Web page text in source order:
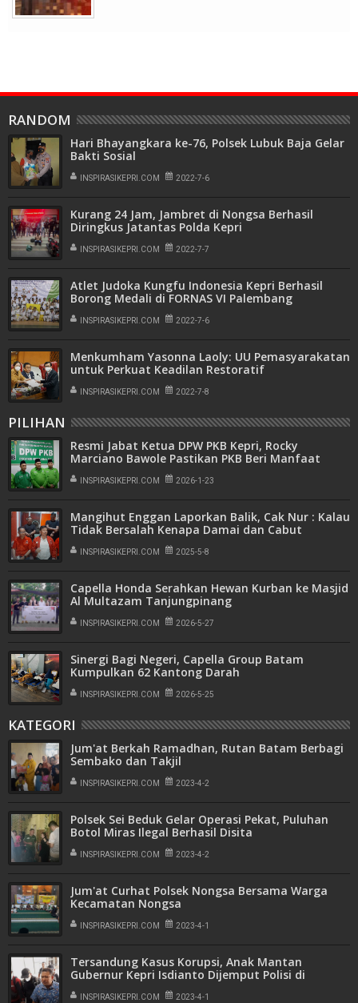
RANDOM
Hari Bhayangkara ke-76, Polsek Lubuk Baja Gelar
Bakti Sosial
INSPIRASIKEPRI.COM 2022-7-6
Kurang 24 Jam, Jambret di Nongsa Berhasil
Diringkus Jatantas Polda Kepri
INSPIRASIKEPRI.COM 2022-7-7
Atlet Judoka Kungfu Indonesia Kepri Berhasil
Borong Medali di FORNAS VI Palembang
INSPIRASIKEPRI.COM 2022-7-6
Menkumham Yasonna Laoly: UU Pemasyarakatan
untuk Perkuat Keadilan Restoratif
INSPIRASIKEPRI.COM 2022-7-8
PILIHAN
Resmi Jabat Ketua DPW PKB Kepri, Rocky
Marciano Bawole Pastikan PKB Beri Manfaat
Nyata Bagi Masyarakat
INSPIRASIKEPRI.COM 2026-1-23
Mangihut Enggan Laporkan Balik, Cak Nur : Kalau
Tidak Bersalah Kenapa Damai dan Cabut
INSPIRASIKEPRI.COM 2025-5-8
Capella Honda Serahkan Hewan Kurban ke Masjid
Al Multazam Tanjungpinang
INSPIRASIKEPRI.COM 2026-5-27
Sinergi Bagi Negeri, Capella Group Batam
Kumpulkan 62 Kantong Darah
INSPIRASIKEPRI.COM 2026-5-25
KATEGORI
Jum'at Berkah Ramadhan, Rutan Batam Berbagi
Sembako dan Takjil
INSPIRASIKEPRI.COM 2023-4-2
Polsek Sei Beduk Gelar Operasi Pekat, Puluhan
Botol Miras Ilegal Berhasil Disita
INSPIRASIKEPRI.COM 2023-4-2
Jum'at Curhat Polsek Nongsa Bersama Warga
Kecamatan Nongsa
INSPIRASIKEPRI.COM 2023-4-1
Tersandung Kasus Korupsi, Anak Mantan
Gubernur Kepri Isdianto Dijemput Polisi di
INSPIRASIKEPRI.COM 2023-4-1